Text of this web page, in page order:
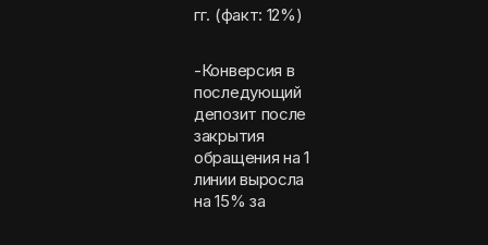
гг. (факт: 12%)
-Конверсия в
последующий
депозит после
закрытия
обращения на 1
линии выросла
на 15% за